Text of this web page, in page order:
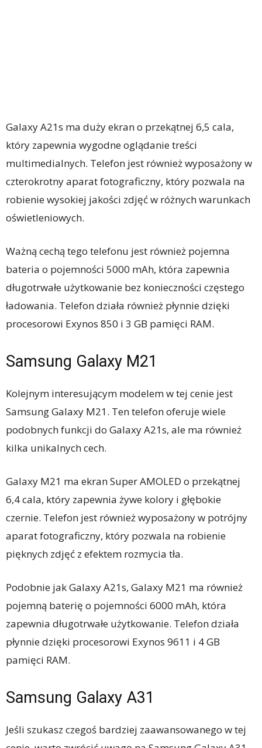
Galaxy A21s ma duży ekran o przekątnej 6,5 cala,
który zapewnia wygodne oglądanie treści
multimedialnych. Telefon jest również wyposażony w
czterokrotny aparat fotograficzny, który pozwala na
robienie wysokiej jakości zdjęć w różnych warunkach
oświetleniowych.
Ważną cechą tego telefonu jest również pojemna
bateria o pojemności 5000 mAh, która zapewnia
długotrwałe użytkowanie bez konieczności częstego
ładowania. Telefon działa również płynnie dzięki
procesorowi Exynos 850 i 3 GB pamięci RAM.
Samsung Galaxy M21
Kolejnym interesującym modelem w tej cenie jest
Samsung Galaxy M21. Ten telefon oferuje wiele
podobnych funkcji do Galaxy A21s, ale ma również
kilka unikalnych cech.
Galaxy M21 ma ekran Super AMOLED o przekątnej
6,4 cala, który zapewnia żywe kolory i głębokie
czernie. Telefon jest również wyposażony w potrójny
aparat fotograficzny, który pozwala na robienie
pięknych zdjęć z efektem rozmycia tła.
Podobnie jak Galaxy A21s, Galaxy M21 ma również
pojemną baterię o pojemności 6000 mAh, która
zapewnia długotrwałe użytkowanie. Telefon działa
płynnie dzięki procesorowi Exynos 9611 i 4 GB
pamięci RAM.
Samsung Galaxy A31
Jeśli szukasz czegoś bardziej zaawansowanego w tej